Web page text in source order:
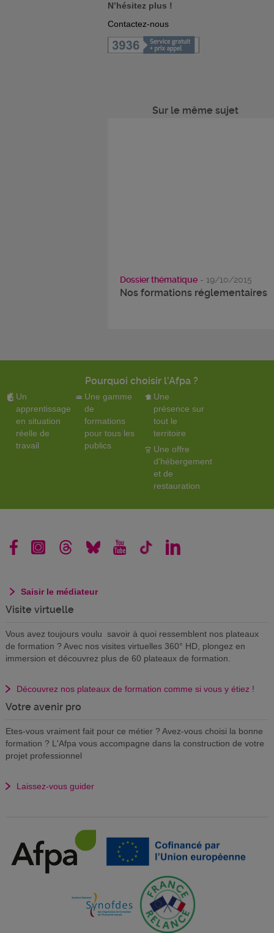
N’hésitez plus !
Contactez-nous
Sur le même sujet
Dossier thématique - 19/10/2015
Nos formations réglementaires
Pourquoi choisir l'Afpa ?
Un
apprentissage
en situation
réelle de
travail
Une gamme
de
formations
pour tous les
publics
Une
présence sur
tout le
territoire
Une offre
d'hébergement
et de
restauration
Saisir le médiateur
Visite virtuelle
Vous avez toujours voulu savoir à quoi ressemblent nos plateaux
de formation ? Avec nos visites virtuelles 360° HD, plongez en
immersion et découvrez plus de 60 plateaux de formation.
Découvrez nos plateaux de formation comme si vous y étiez !
Votre avenir pro
Etes-vous vraiment fait pour ce métier ? Avez-vous choisi la bonne
formation ? L'Afpa vous accompagne dans la construction de votre
projet professionnel
Laissez-vous guider